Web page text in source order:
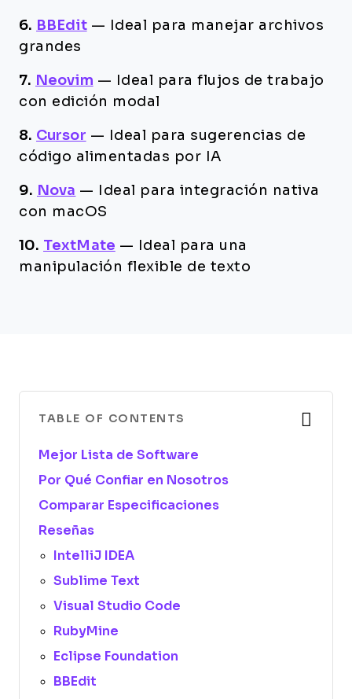
6. BBEdit —
Ideal para manejar archivos
grandes
7. Neovim —
Ideal para flujos de trabajo
con edición modal
8. Cursor —
Ideal para sugerencias de
código alimentadas por IA
9. Nova —
Ideal para integración nativa
con macOS
10. TextMate —
Ideal para una
manipulación flexible de texto
TABLE OF CONTENTS
Mejor Lista de Software
Por Qué Confiar en Nosotros
Comparar Especificaciones
Reseñas
IntelliJ IDEA
Sublime Text
Visual Studio Code
RubyMine
Eclipse Foundation
BBEdit